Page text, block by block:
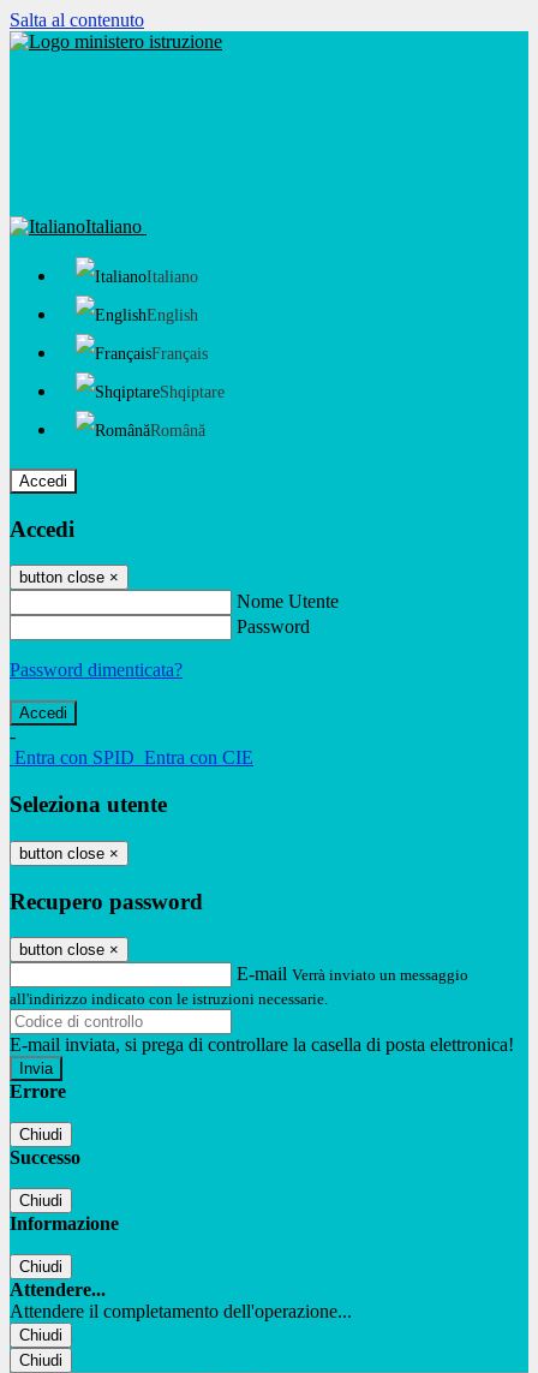
Salta al contenuto
Italiano
Italiano
English
Français
Shqiptare
Română
Accedi
Accedi
button close ×
Nome Utente
Password
Password dimenticata?
-
Entra con SPID Entra con CIE
Seleziona utente
button close ×
Recupero password
button close ×
E-mail Verrà inviato un messaggio
all'indirizzo indicato con le istruzioni necessarie.
E-mail inviata, si prega di controllare la casella di posta elettronica!
Errore
Chiudi
Successo
Chiudi
Informazione
Chiudi
Attendere...
Attendere il completamento dell'operazione...
Chiudi
Chiudi